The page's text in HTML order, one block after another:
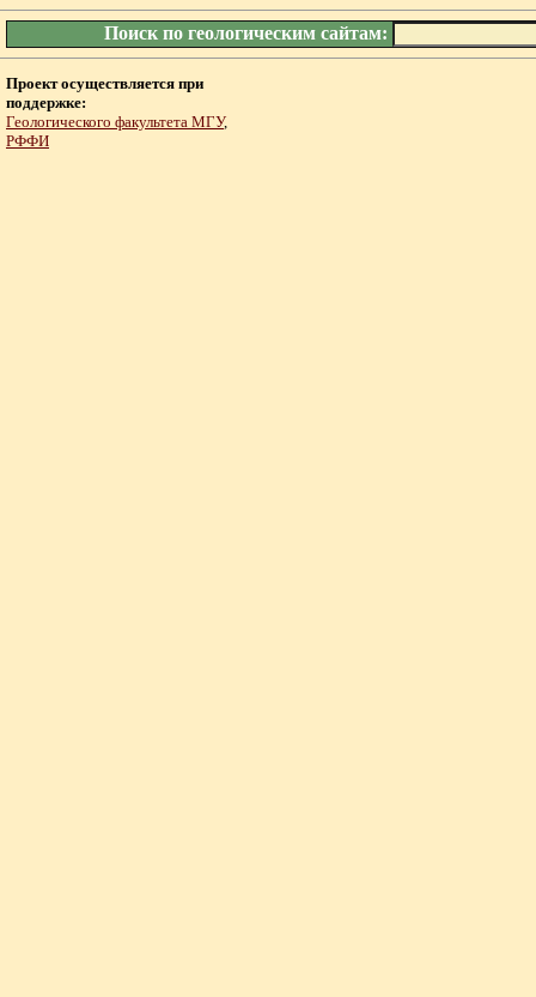
Поиск по геологическим сайтам:
Проект осуществляется при
поддержке:
Геологического факультета МГУ,
РФФИ